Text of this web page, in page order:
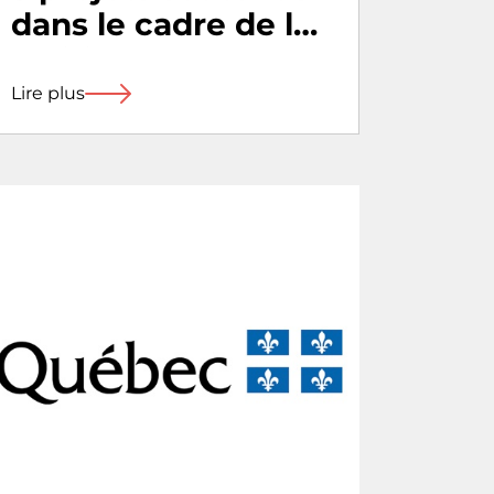
dans le cadre de la
soutien aux
organismes
Lire plus